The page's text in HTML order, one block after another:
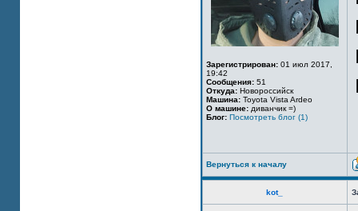
Зарегистрирован: 01 июл 2017,
19:42
Сообщения: 51
Откуда: Новороссийск
Машина: Toyota Vista Ardeo
О машине: диванчик =)
Блог: Посмотреть блог (1)
Вернуться к началу
kot_